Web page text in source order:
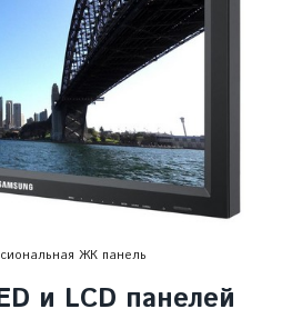
ЖК панель
и LCD панелей